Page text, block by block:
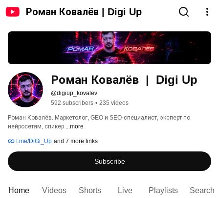
Роман Ковалёв | Digi Up
Роман Ковалёв  |  Digi Up
@digiup_kovalev
592 subscribers • 235 videos
Роман Ковалёв. Маркетолог, GEO и SEO-специалист, эксперт по
нейросетям, спикер ...more
t.me/DiGi_Up and 7 more links
Subscribe
Home Videos Shorts Live Playlists Search